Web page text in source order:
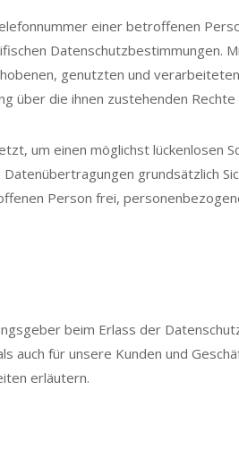
einer betroffenen
Datenschutzbestimmungen.
genutzten und verarbeiteten
über die ihnen zustehenden Rechte
um einen möglichst lückenlosen
grundsätzlich
Person frei,
beim Erlass der
auch für unsere Kunden und
erläutern.